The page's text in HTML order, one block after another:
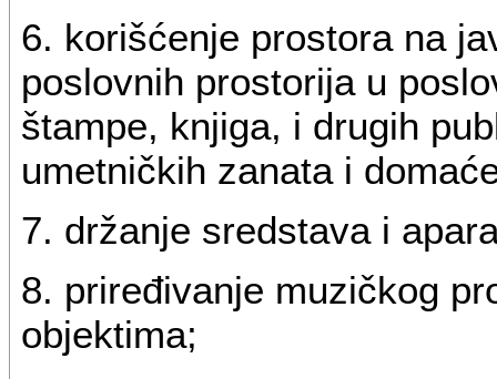
6. korišćenje prostora na
poslovnih prostorija u
štampe, knjiga, i drugih
umetničkih zanata i
7. držanje sredstava i
8. priređivanje muzičkog
objektima;